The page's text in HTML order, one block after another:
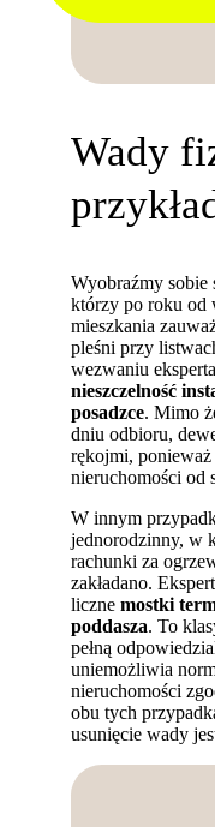
Wady
Wyobraźmy sobie
którzy po roku od
mieszkania
pleśni przy
wezwaniu
nieszczelność
posadzce. Mimo
dniu odbioru,
rękojmi,
nieruchomości od
W innym
jednorodzinny, w
rachunki za
zakładano.
licznemostki
poddasza. To
pełną
uniemożliwia
nieruchomości
obu tych
usunięcie wady